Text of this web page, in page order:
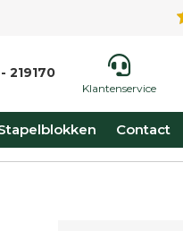
219170
Klantenservice
Contact